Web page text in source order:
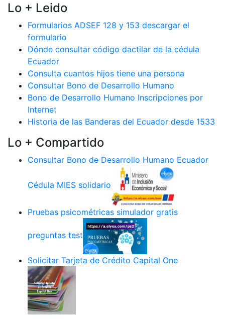
Lo + Leido
Formularios ADSEF 128 y 153 descargar el
formulario
Dónde consultar código dactilar de la cédula
Ecuador
Consulta cuantos hijos tiene una persona
Consultar Bono de Desarrollo Humano
Bono de Desarrollo Humano Inscripciones por
Internet
Historia de las Banderas del Ecuador desde 1533
Lo + Compartido
Consultar Bono de Desarrollo Humano Ecuador
Cédula MIES solidario
Pruebas psicométricas simulador gratis
preguntas test
Solicitar Tarjeta de Crédito Capital One